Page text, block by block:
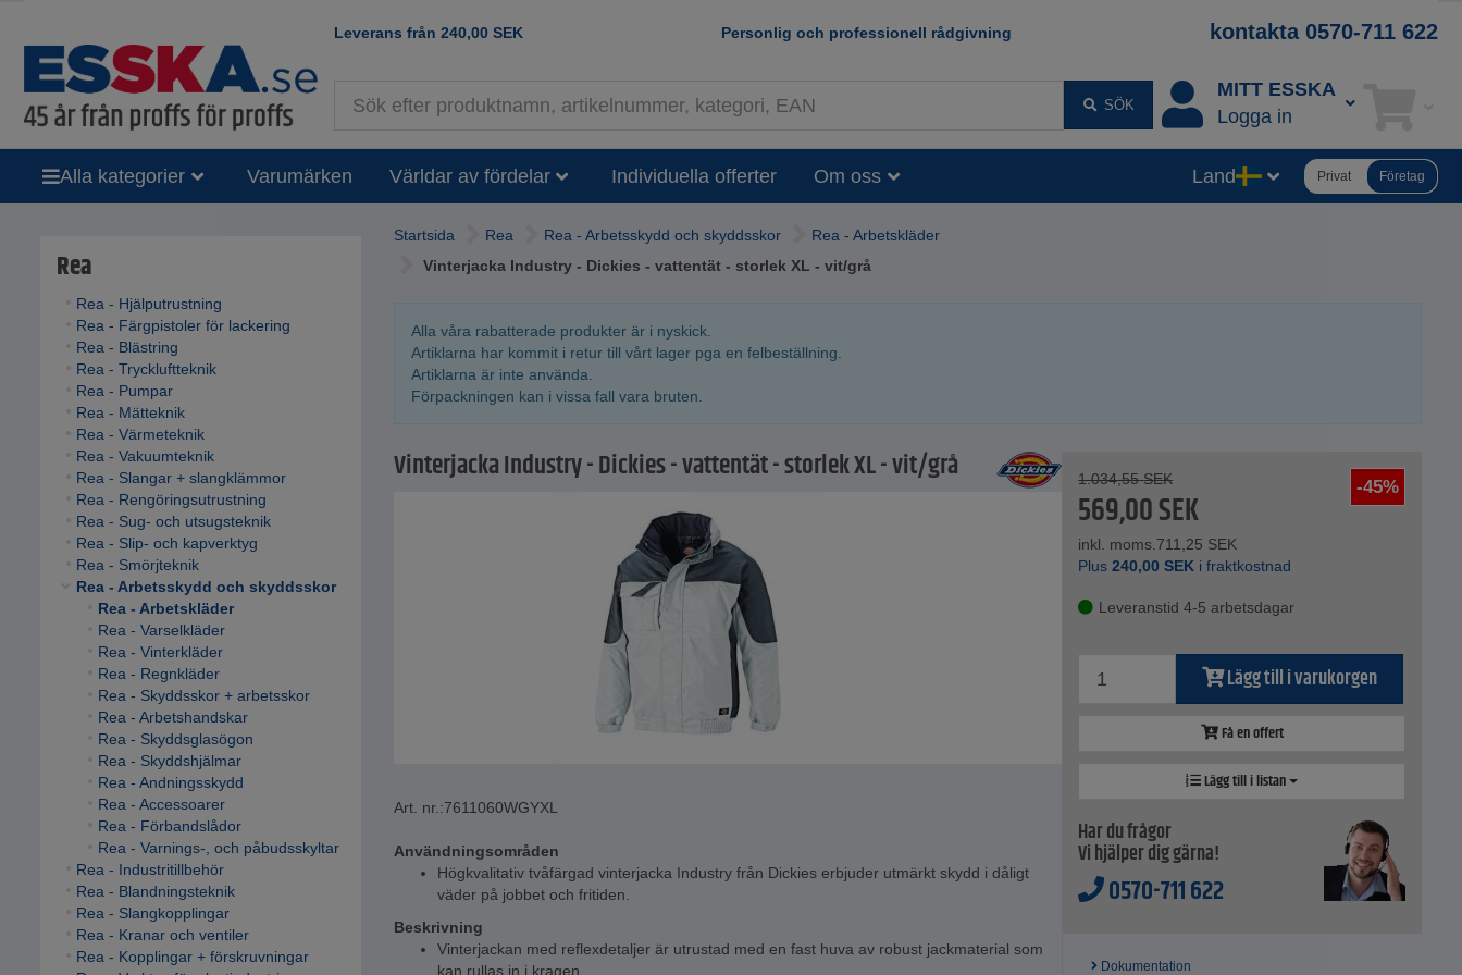
Leverans från 240,00 SEK Personlig och professionell rådgivning kontakta 0570-711 622
SÖK
MITT ESSKA
Logga in
Alla kategorier Varumärken Världar av fördelar Individuella offerter Om oss Land Privat Företag
Rea
Rea - Hjälputrustning
Rea - Färgpistoler för lackering
Rea - Blästring
Rea - Tryckluftteknik
Rea - Pumpar
Rea - Mätteknik
Rea - Värmeteknik
Rea - Vakuumteknik
Rea - Slangar + slangklämmor
Rea - Rengöringsutrustning
Rea - Sug- och utsugsteknik
Rea - Slip- och kapverktyg
Rea - Smörjteknik
Rea - Arbetsskydd och skyddsskor
Rea - Arbetskläder
Rea - Varselkläder
Rea - Vinterkläder
Rea - Regnkläder
Rea - Skyddsskor + arbetsskor
Rea - Arbetshandskar
Rea - Skyddsglasögon
Rea - Skyddshjälmar
Rea - Andningsskydd
Rea - Accessoarer
Rea - Förbandslådor
Rea - Varnings-, och påbudsskyltar
Rea - Industritillbehör
Rea - Blandningsteknik
Rea - Slangkopplingar
Rea - Kranar och ventiler
Rea - Kopplingar + förskruvningar
Startsida Rea Rea - Arbetsskydd och skyddsskor
Rea - Arbetskläder
Vinterjacka Industry - Dickies - vattentät - storlek XL - vit/grå
Alla våra rabatterade produkter är i nyskick.
Artiklarna har kommit i retur till vårt lager pga en felbeställning.
Artiklarna är inte använda.
Förpackningen kan i vissa fall vara bruten.
Vinterjacka Industry - Dickies - vattentät - storlek XL - vit/grå
Art. nr.:7611060WGYXL
Användningsområden
Högkvalitativ tvåfärgad vinterjacka Industry från Dickies erbjuder utmärkt skydd i dåligt
väder på jobbet och fritiden.
Beskrivning
Vinterjackan med reflexdetaljer är utrustad med en fast huva av robust jackmaterial som
kan rullas in i kragen.
-45%
1.034,55 SEK
569,00SEK
inkl. moms. 711,25 SEK
Plus240,00 SEK i fraktkostnad
Leveranstid 4-5 arbetsdagar
Lägg till i varukorgen
Få en offert
Lägg till i listan
Har du frågor
Vi hjälper dig gärna!
0570-711 622
Dokumentation